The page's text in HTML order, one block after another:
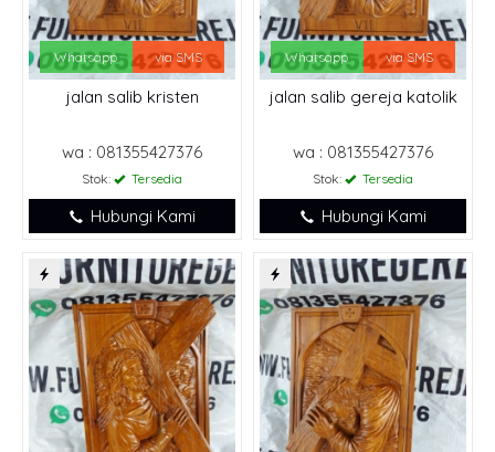
Whatsapp via SMS
jalan salib kristen
wa : 081355427376
Stok: Tersedia
Hubungi Kami
Whatsapp via SMS
jalan salib gereja katolik
wa : 081355427376
Stok: Tersedia
Hubungi Kami